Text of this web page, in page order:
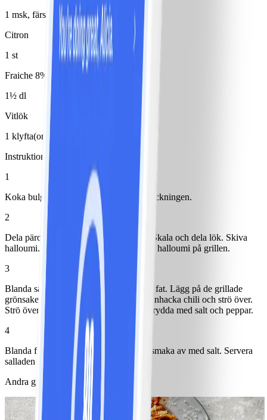
1 msk, färsk, eller koriander
Citron
1 st
Fraiche 8%
1½ dl
Vitlök
1 klyfta(or)
Instruktioner
1
Koka bulgur enligt anvisningar på förpackningen.
2
Dela päron i fyra bitar. Skiva zucchini. Skala och dela lök. Skiva
halloumi. Lägg päron, zucchini, lök och halloumi på grillen.
3
Blanda sallad, ruccola och bulgur på ett fat. Lägg på de grillade
grönsakerna, päronen och halloumin. Finhacka chili och strö över.
Strö över örter, pressa över citron och krydda med salt och peppar.
4
Blanda fraiche med pressad vitlök och smaka av med salt. Servera
salladen med en klick vitlökssås.
Andra gillade också